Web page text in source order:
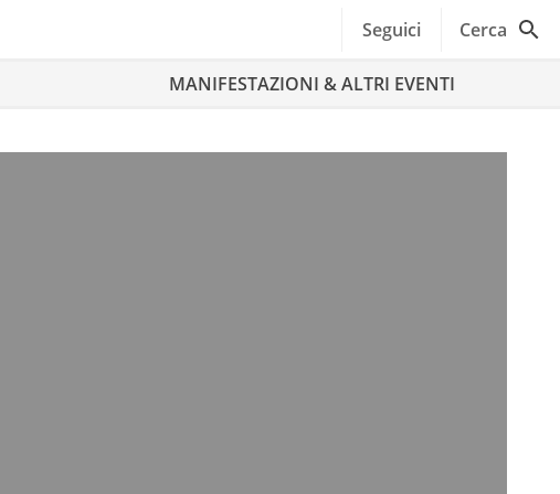
Seguici Cerca
MANIFESTAZIONI & ALTRI EVENTI